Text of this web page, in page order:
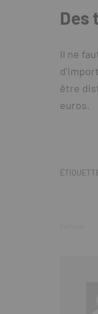
Des
Il ne
être
euros.